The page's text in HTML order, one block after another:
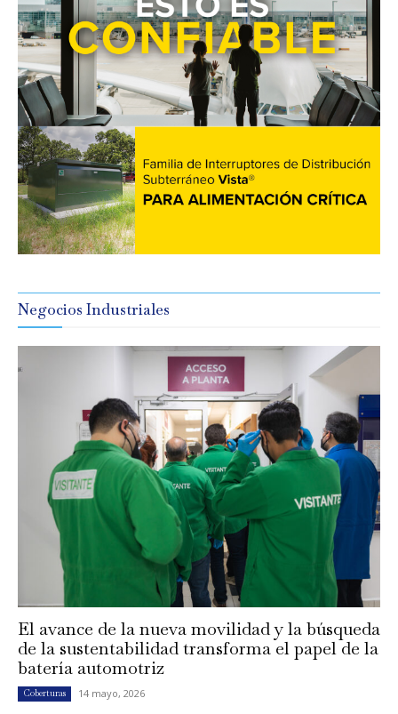
Negocios Industriales
El avance de la nueva movilidad y la búsqueda
de la sustentabilidad transforma el papel de la
batería automotriz
Coberturas 14 mayo, 2026